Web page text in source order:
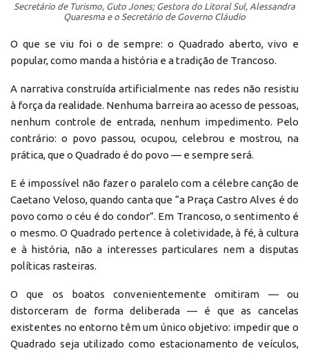
Secretário de Turismo, Guto Jones; Gestora do Litoral Sul, Alessandra
Quaresma e o Secretário de Governo Cláudio
O que se viu foi o de sempre: o Quadrado aberto, vivo e
popular, como manda a história e a tradição de Trancoso.
A narrativa construída artificialmente nas redes não resistiu
à força da realidade. Nenhuma barreira ao acesso de pessoas,
nenhum controle de entrada, nenhum impedimento. Pelo
contrário: o povo passou, ocupou, celebrou e mostrou, na
prática, que o Quadrado é do povo — e sempre será.
E é impossível não fazer o paralelo com a célebre canção de
Caetano Veloso, quando canta que “a Praça Castro Alves é do
povo como o céu é do condor”. Em Trancoso, o sentimento é
o mesmo. O Quadrado pertence à coletividade, à fé, à cultura
e à história, não a interesses particulares nem a disputas
políticas rasteiras.
O que os boatos convenientemente omitiram — ou
distorceram de forma deliberada — é que as cancelas
existentes no entorno têm um único objetivo: impedir que o
Quadrado seja utilizado como estacionamento de veículos,